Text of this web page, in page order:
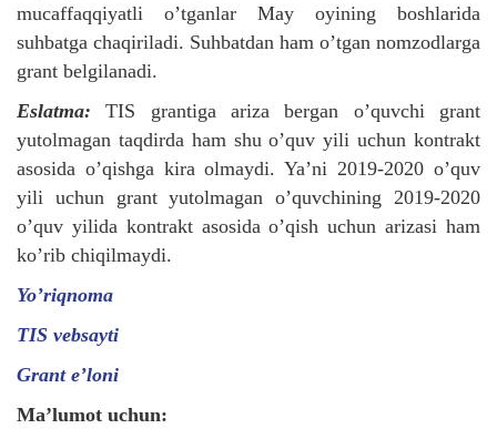
mucaffaqqiyatli o’tganlar May oyining boshlarida
suhbatga chaqiriladi. Suhbatdan ham o’tgan nomzodlarga
grant belgilanadi.
Eslatma: TIS grantiga ariza bergan o’quvchi grant
yutolmagan taqdirda ham shu o’quv yili uchun kontrakt
asosida o’qishga kira olmaydi. Ya’ni 2019-2020 o’quv
yili uchun grant yutolmagan o’quvchining 2019-2020
o’quv yilida kontrakt asosida o’qish uchun arizasi ham
ko’rib chiqilmaydi.
Yo’riqnoma
TIS vebsayti
Grant e’loni
Ma’lumot uchun: